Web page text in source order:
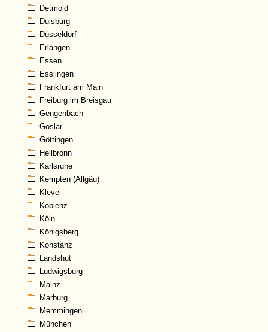
Detmold
Duisburg
Düsseldorf
Erlangen
Essen
Esslingen
Frankfurt am Main
Freiburg im Breisgau
Gengenbach
Goslar
Göttingen
Heilbronn
Karlsruhe
Kempten (Allgäu)
Kleve
Koblenz
Köln
Königsberg
Konstanz
Landshut
Ludwigsburg
Mainz
Marburg
Memmingen
München